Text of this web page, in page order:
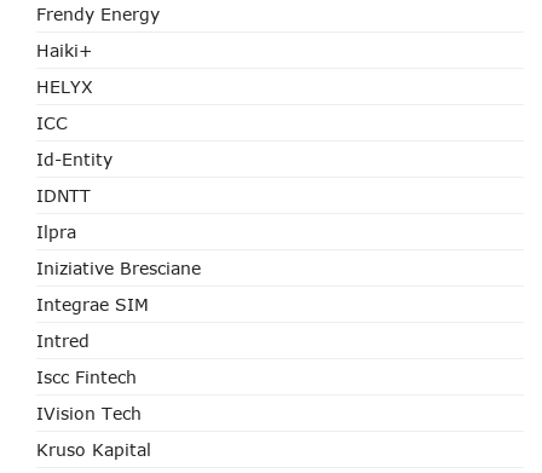
Frendy Energy
Haiki+
HELYX
ICC
Id-Entity
IDNTT
Ilpra
Iniziative Bresciane
Integrae SIM
Intred
Iscc Fintech
IVision Tech
Kruso Kapital